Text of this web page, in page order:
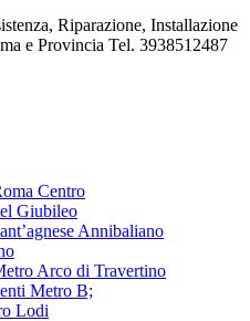
Riparazione, Installazione
e Provincia Tel. 3938512487
Centro
Giubileo
Annibaliano
Arco di Travertino
Metro B;
Lodi